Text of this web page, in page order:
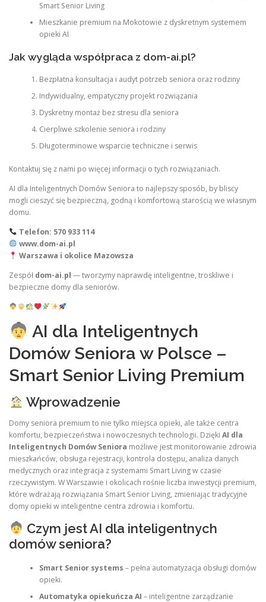
Smart Senior Living
Mieszkanie premium na Mokotowie z dyskretnym systemem
opieki AI
Jak wygląda współpraca z dom-ai.pl?
Bezpłatna konsultacja i audyt potrzeb seniora oraz rodziny
Indywidualny, empatyczny projekt rozwiązania
Dyskretny montaż bez stresu dla seniora
Cierpliwe szkolenie seniora i rodziny
Długoterminowe wsparcie techniczne i serwis
Kontaktuj się z nami po więcej informacji o tych rozwiązaniach.
AI dla Inteligentnych Domów Seniora to najlepszy sposób, by bliscy
mogli cieszyć się bezpieczną, godną i komfortową starością we własnym
domu.
Telefon: 570 933 114
www.dom-ai.pl
Warszawa i okolice Mazowsza
Zespół dom-ai.pl — tworzymy naprawdę inteligentne, troskliwe i
bezpieczne domy dla seniorów.
AI dla Inteligentnych
Domów Seniora w Polsce –
Smart Senior Living Premium
Wprowadzenie
Domy seniora premium to nie tylko miejsca opieki, ale także centra
komfortu, bezpieczeństwa i nowoczesnych technologii. Dzięki AI dla
Inteligentnych Domów Seniora możliwe jest monitorowanie zdrowia
mieszkańców, obsługa rejestracji, kontrola dostępu, analiza danych
medycznych oraz integracja z systemami Smart Living w czasie
rzeczywistym. W Warszawie i okolicach rośnie liczba inwestycji premium,
które wdrażają rozwiązania Smart Senior Living, zmieniając tradycyjne
domy opieki w inteligentne centra zdrowia i komfortu.
Czym jest AI dla inteligentnych
domów seniora?
Smart Senior systems – pełna automatyzacja obsługi domów
opieki.
Automatyka opiekuńcza AI – inteligentne zarządzanie